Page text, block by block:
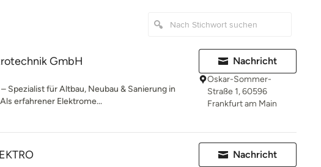
GmbH
Spezialist für Altbau, Neubau & Sanierung in
erfahrener Elektrome...
Nachricht
Oskar-Sommer-
Straße 1, 60596
Frankfurt am Main
Nachricht